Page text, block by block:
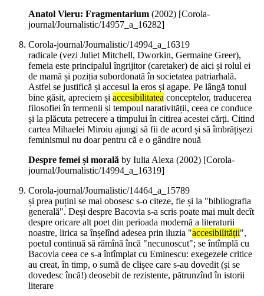
Anatol Vieru: Fragmentarium (2002) [Corola-
journal/Journalistic/14957_a_16282]
Corola-journal/Journalistic/14994_a_16319
radicale (vezi Juliet Mitchell, Dworkin, Germaine Greer),
femeia este principalul îngrijitor (caretaker) de aici și rolul ei
de mamă și poziția subordonată în societatea patriarhală.
Astfel se justifică și accesul la eros și agape. Pe lângă tonul
bine găsit, apreciem și accesibilitatea conceptelor, traducerea
filosofiei în termenii și tempoul narativității, ceea ce conduce
și la plăcuta petrecere a timpului în citirea acestei cărți. Citind
cartea Mihaelei Miroiu ajungi să fii de acord și să îmbrățișezi
feminismul nu doar pentru că e o gândire nouă
Despre femei și morală by Iulia Alexa (2002) [Corola-
journal/Journalistic/14994_a_16319]
Corola-journal/Journalistic/14464_a_15789
și prea puțini se mai obosesc s-o citeze, fie și la "bibliografia
generală". Deși despre Bacovia s-a scris poate mai mult decît
despre oricare alt poet din perioada modernă a literaturii
noastre, lirica sa înșelînd adesea prin iluzia "accesibilității",
poetul continuă să rămînă încă "necunoscut"; se întîmplă cu
Bacovia ceea ce s-a întîmplat cu Eminescu: exegezele critice
au creat, în timp, o sumă de clișee care s-au dovedit (și se
dovedesc încă!) deosebit de rezistente, pătrunzînd în istorii
literare